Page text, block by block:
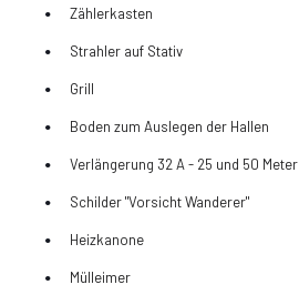
Zählerkasten
Strahler auf Stativ
Grill
Boden zum Auslegen der Hallen
Verlängerung 32 A - 25 und 50 Meter
Schilder "Vorsicht Wanderer"
Heizkanone
Mülleimer